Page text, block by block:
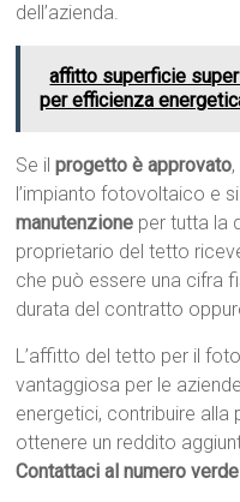
dell’azienda.
affitto superficie
per efficienza
Se ilprogetto è approvato
l’impianto fotovoltaico e
manutenzione per tutta la
proprietario del tetto
che può essere una cifra
durata del contratto
L’affitto del tetto per il
vantaggiosa per le
energetici, contribuire alla
ottenere un reddito
Contattaci al numero